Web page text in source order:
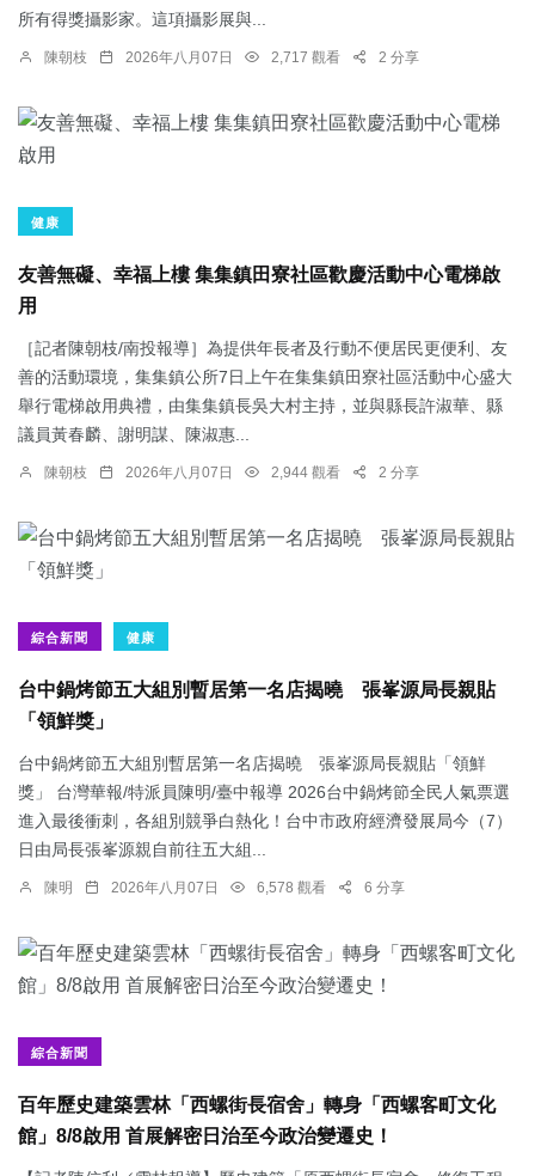
所有得獎攝影家。這項攝影展與...
陳朝枝 2026年八月07日 2,717 觀看 2 分享
健康
友善無礙、幸福上樓 集集鎮田寮社區歡慶活動中心電梯啟
用
［記者陳朝枝/南投報導］為提供年長者及行動不便居民更便利、友
善的活動環境，集集鎮公所7日上午在集集鎮田寮社區活動中心盛大
舉行電梯啟用典禮，由集集鎮長吳大村主持，並與縣長許淑華、縣
議員黃春麟、謝明謀、陳淑惠...
陳朝枝 2026年八月07日 2,944 觀看 2 分享
綜合新聞 健康
台中鍋烤節五大組別暫居第一名店揭曉 張峯源局長親貼
「領鮮獎」
台中鍋烤節五大組別暫居第一名店揭曉 張峯源局長親貼「領鮮
獎」 台灣華報/特派員陳明/臺中報導 2026台中鍋烤節全民人氣票選
進入最後衝刺，各組別競爭白熱化！台中市政府經濟發展局今（7）
日由局長張峯源親自前往五大組...
陳明 2026年八月07日 6,578 觀看 6 分享
綜合新聞
百年歷史建築雲林「西螺街長宿舍」轉身「西螺客町文化
館」8/8啟用 首展解密日治至今政治變遷史！